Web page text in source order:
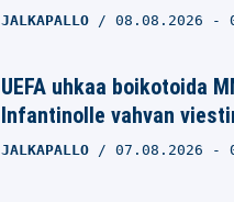
JALKAPALLO 08.08.2026 -
UEFA uhkaa boikotoida
Infantinolle vahvan
JALKAPALLO 07.08.2026 -